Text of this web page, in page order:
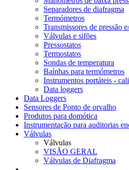
Separadores de diafragma
Termómetros
Transmissores de pressão
Válvulas e sifões
Pressostatos
Termostatos
Sondas de temperatura
Baínhas para termómetros
Instrumentos portáteis -
Data loggers
Data Loggers
Sensores de Ponto de orvalho
Produtos para domótica
Instrumentação para auditorias
Válvulas
Válvulas
VISÃO GERAL
Válvulas de Diafragma